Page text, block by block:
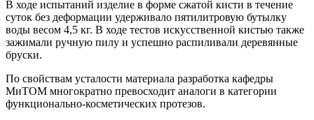
В ходе испытаний изделие в форме сжатой кисти в течение
суток без деформации удерживало пятилитровую бутылку
воды весом 4,5 кг. В ходе тестов искусственной кистью также
зажимали ручную пилу и успешно распиливали деревянные
бруски.
По свойствам усталости материала разработка кафедры
МиТОМ многократно превосходит аналоги в категории
функционально-косметических протезов.